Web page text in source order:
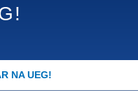
NA UEG!